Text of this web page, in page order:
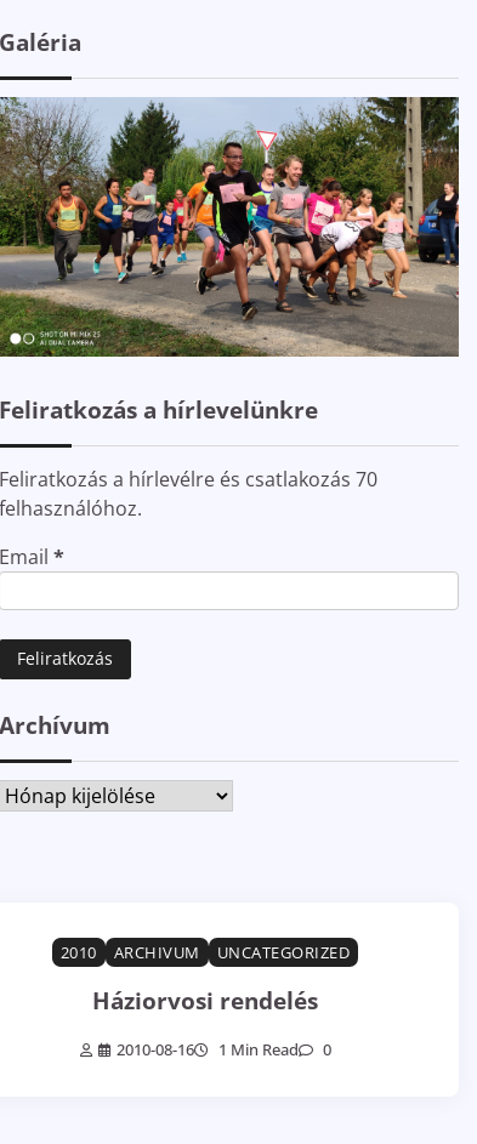
Galéria
Feliratkozás a hírlevelünkre
Feliratkozás a hírlevélre és csatlakozás 70
felhasználóhoz.
Email *
Archívum
Archívum
2010 ARCHIVUM UNCATEGORIZED
Háziorvosi rendelés
2010-08-16 1 Min Read 0